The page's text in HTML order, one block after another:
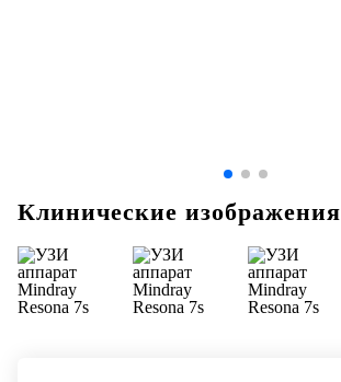
Клинические изображения